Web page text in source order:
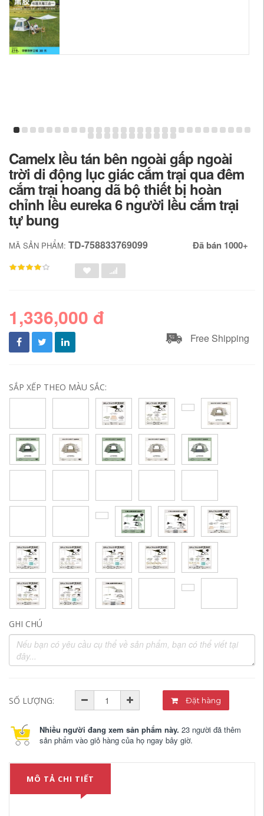
Camelx lều tán bên ngoài gấp ngoài
trời di động lục giác cắm trại qua đêm
cắm trại hoang dã bộ thiết bị hoàn
chỉnh lều eureka 6 người lều cắm trại
tự bung
MÃ SẢN PHẨM: TD-758833769099 Đã bán 1000+
1,336,000 đ
Free Shipping
SẮP XẾP THEO MÀU SẮC:
GHI CHÚ
SỐ LƯỢNG: Đặt hàng
Nhiều người đang xem sản phẩm này. 23 người đã thêm
sản phẩm vào giỏ hàng của họ ngay bây giờ.
MÔ TẢ CHI TIẾT